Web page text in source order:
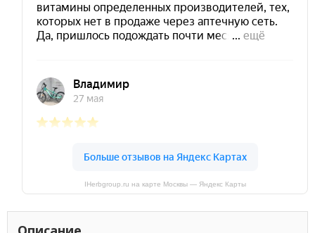
IHerbgroup.ru на карте Москвы — Яндекс Карты